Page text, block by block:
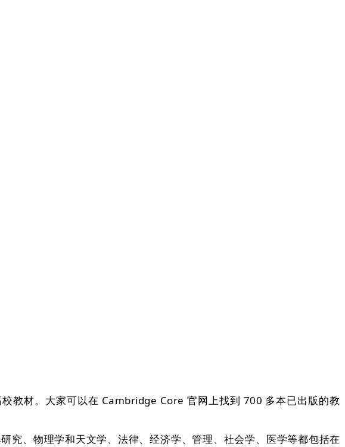
材。大家可以在 Cambridge Core 官网上找到 700 多本已出版的教
、物理学和天文学、法律、经济学、管理、社会学、医学等都包括在